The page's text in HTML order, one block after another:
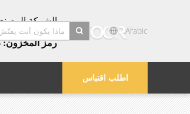
عامًا!
رمز المخزون: 832966
Arabic
اطلب اقتباس